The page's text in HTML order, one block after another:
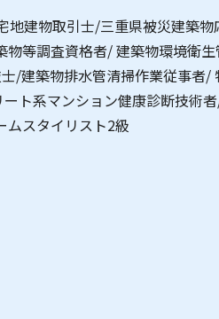
地建物取引士/三重県被災建築物
物等調査資格者/ 建築物環境衛生
/建築物排水管清掃作業従事者/
ト系マンション健康診断技術
ムスタイリスト2級